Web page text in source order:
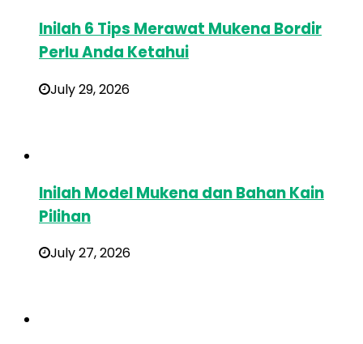
Inilah 6 Tips Merawat Mukena Bordir
Perlu Anda Ketahui
July 29, 2026
Inilah Model Mukena dan Bahan Kain
Pilihan
July 27, 2026